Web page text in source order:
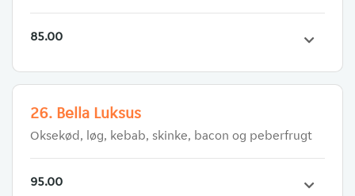
85.00
26. Bella Luksus
Oksekød, løg, kebab, skinke, bacon og peberfrugt
95.00